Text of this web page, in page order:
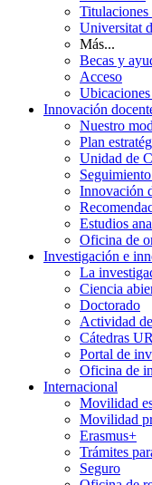
Titulaciones
Universitat
Más...
Becas y
Acceso
Innovación
Nuestro
Plan
Unidad de
Innovación
Estudios
Oficina de
Investigación e
La
Ciencia
Doctorado
Actividad
Cátedras
Portal de
Oficina de
Internacional
Movilidad
Movilidad
Erasmus+
Trámites
Seguro